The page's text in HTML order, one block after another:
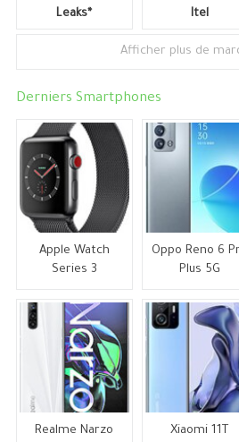
Leaks* Itel
Afficher plus de
Derniers Smartphones
Apple Watch
Series 3
Oppo Reno 6
Plus 5G
Realme Narzo Xiaomi 11T